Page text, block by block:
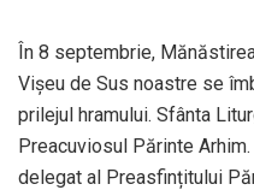
În 8 septembrie,
Vişeu de Sus noastre se
prilejul hramului. Sfânta
Preacuviosul Părinte
delegat al Preasfințitului